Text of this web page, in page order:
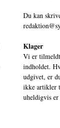
Du kan
Klager
Vi er tilmeldt
indholdet.
udgivet, er
ikke artikler
uheldigvis er